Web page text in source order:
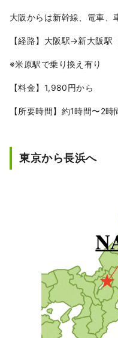
タカー
ループ
と静か
館内に
つ。歴
に似合
大阪からは新幹線、電車、
【経路】大阪駅→新大阪
※米原駅で乗り換え有り
【料金】1,980円から
【所要時間】約1時間〜2時
東京から長浜へ